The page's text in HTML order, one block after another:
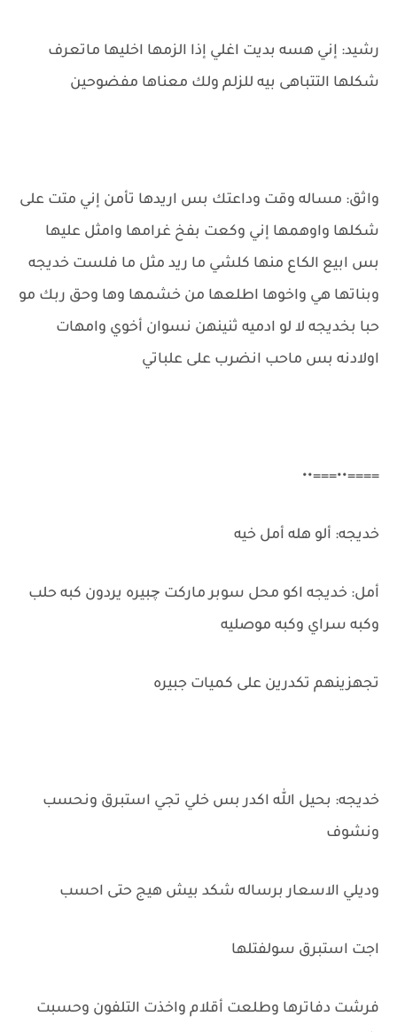
رشيد: إني هسه بديت اغلي إذا الزمها اخليها ماتعرف
شكلها التتباهى بيه للزلم ولك معناها مفضوحين
واثق: مساله وقت وداعتك بس اريدها تأمن إني متت على
شكلها واوهمها إني وكعت بفخ غرامها وامثل عليها
بس ابيع الكاع منها كلشي ما ريد مثل ما فلست خديجه
وبناتها هي واخوها اطلعها من خشمها وها وحق ربك مو
حبا بخديجه لا لو ادميه ثنينهن نسوان أخوي وامهات
اولادنه بس ماحب انضرب على علباتي
====••===••
خديجه: ألو هله أمل خيه
أمل: خديجه اكو محل سوبر ماركت چبيره يردون كبه حلب
وكبه سراي وكبه موصليه
تجهزينهم تكدرين على كميات جبيره
خديجه: بحيل الله اكدر بس خلي تجي استبرق ونحسب
ونشوف
وديلي الاسعار برساله شكد بيش هيج حتى احسب
اجت استبرق سولفتلها
فرشت دفاترها وطلعت أقلام واخذت التلفون وحسبت